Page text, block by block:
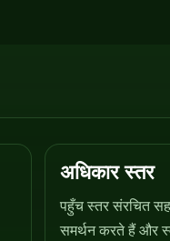
अधिकार स्तर
पहुँच स्तर संरचित
समर्थन करते हैं और